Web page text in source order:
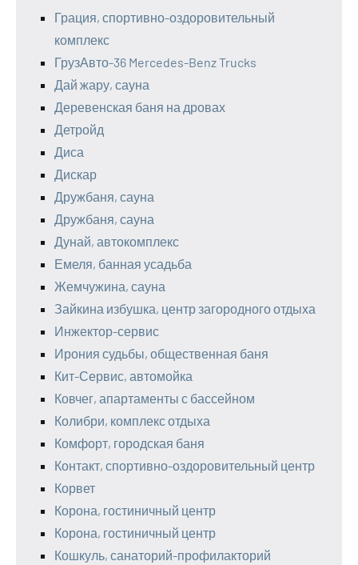
Грация, спортивно-оздоровительный
комплекс
ГрузАвто-36 Mercedes-Benz Trucks
Дай жару, сауна
Деревенская баня на дровах
Детройд
Диса
Дискар
Дружбаня, сауна
Дружбаня, сауна
Дунай, автокомплекс
Емеля, банная усадьба
Жемчужина, сауна
Зайкина избушка, центр загородного отдыха
Инжектор-сервис
Ирония судьбы, общественная баня
Кит-Сервис, автомойка
Ковчег, апартаменты с бассейном
Колибри, комплекс отдыха
Комфорт, городская баня
Контакт, спортивно-оздоровительный центр
Корвет
Корона, гостиничный центр
Корона, гостиничный центр
Кошкуль, санаторий-профилакторий